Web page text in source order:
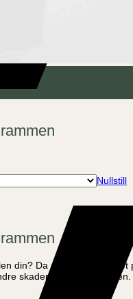
Nullstill
din? Da er dette
skader på sykkelrammen.